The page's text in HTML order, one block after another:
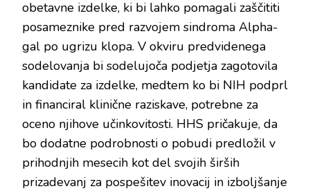
obetavne izdelke, ki bi lahko pomagali zaščititi
posameznike pred razvojem sindroma Alpha-
gal po ugrizu klopa. V okviru predvidenega
sodelovanja bi sodelujoča podjetja zagotovila
kandidate za izdelke, medtem ko bi NIH podprl
in financiral klinične raziskave, potrebne za
oceno njihove učinkovitosti. HHS pričakuje, da
bo dodatne podrobnosti o pobudi predložil v
prihodnjih mesecih kot del svojih širših
prizadevanj za pospešitev inovacij in izboljšanje